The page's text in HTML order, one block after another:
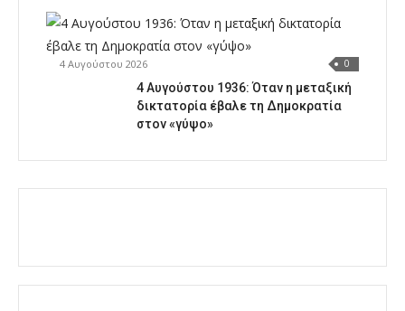
4 Αυγούστου 2026 0
4 Αυγούστου 1936: Όταν η μεταξική
δικτατορία έβαλε τη Δημοκρατία
στον «γύψο»